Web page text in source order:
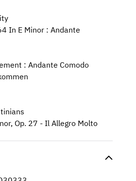
In E Minor : Andante
: Andante Comodo
Op. 27 - Il Allegro Molto